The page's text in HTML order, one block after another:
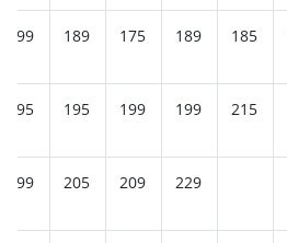
199 189 175 189 185
195 195 199 199 215
199 205 209 229